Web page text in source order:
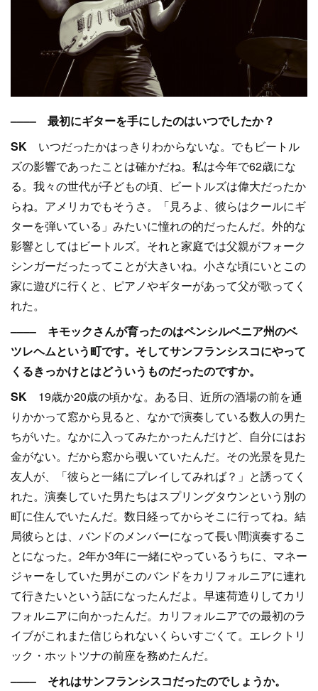
–––– 最初にギターを手にしたのはいつでしたか？
SK いつだったかはっきりわからないな。でもビートル
ズの影響であったことは確かだね。私は今年で62歳にな
る。我々の世代が子どもの頃、ビートルズは偉大だったか
らね。アメリカでもそうさ。「見ろよ、彼らはクールにギ
ターを弾いている」みたいに憧れの的だったんだ。外的な
影響としてはビートルズ。それと家庭では父親がフォーク
シンガーだったってことが大きいね。小さな頃にいとこの
家に遊びに行くと、ピアノやギターがあって父が歌ってく
れた。
–––– キモックさんが育ったのはペンシルベニア州のベ
ツレヘムという町です。そしてサンフランシスコにやって
くるきっかけとはどういうものだったのですか。
SK 19歳か20歳の頃かな。ある日、近所の酒場の前を通
りかかって窓から見ると、なかで演奏している数人の男た
ちがいた。なかに入ってみたかったんだけど、自分にはお
金がない。だから窓から覗いていたんだ。その光景を見た
友人が、「彼らと一緒にプレイしてみれば？」と誘ってく
れた。演奏していた男たちはスプリングタウンという別の
町に住んでいたんだ。数日経ってからそこに行ってね。結
局彼らとは、バンドのメンバーになって長い間演奏するこ
とになった。2年か3年に一緒にやっているうちに、マネー
ジャーをしていた男がこのバンドをカリフォルニアに連れ
て行きたいという話になったんだよ。早速荷造りしてカリ
フォルニアに向かったんだ。カリフォルニアでの最初のラ
イブがこれまた信じられないくらいすごくて。エレクトリ
ック・ホットツナの前座を務めたんだ。
–––– それはサンフランシスコだったのでしょうか。